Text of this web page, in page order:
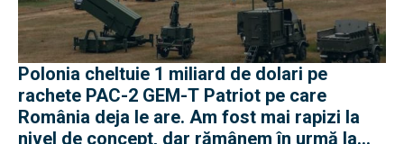
Polonia cheltuie 1 miliard de dolari pe
rachete PAC-2 GEM-T Patriot pe care
România deja le are. Am fost mai rapizi la
nivel de concept, dar rămânem în urmă la